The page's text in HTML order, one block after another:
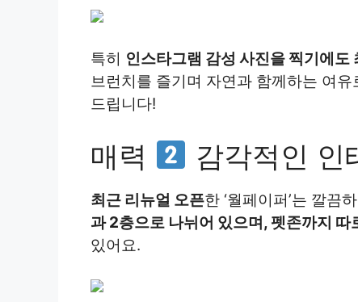
특히 인스타그램 감성 사진을 찍기에도
브런치를 즐기며 자연과 함께하는 여
드립니다!
매력 감각적인 인
최근 리뉴얼 오픈한 ‘월페이퍼’는 깔끔
과 2층으로 나뉘어 있으며, 펫존까지 따
있어요.